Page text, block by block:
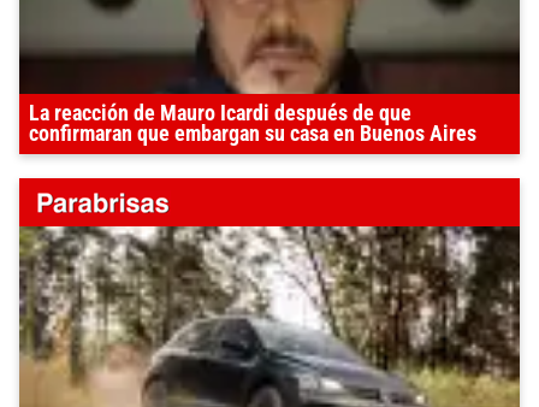
La reacción de Mauro Icardi después de que
confirmaran que embargan su casa en Buenos Aires